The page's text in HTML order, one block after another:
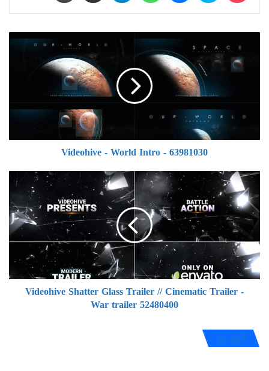
Videohive
World
Videohive - World Intro - 63981030
Videohive
Shatter
Glass
Trailer
//
Cinematic
Trailer
War
trailer
Videohive Shatter Glass Trailer // Cinematic Trailer -
War trailer 52480400
اترك رد